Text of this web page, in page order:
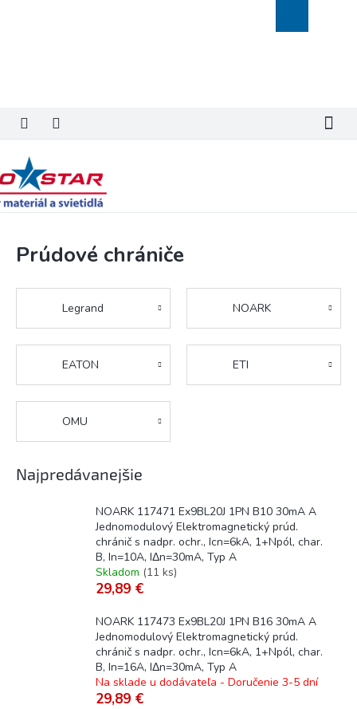
košík
Prúdové chrániče
Legrand NOARK
EATON ETI
OMU
Najpredávanejšie
NOARK 117471 Ex9BL20J 1PN B10 30mA A
Jednomodulový Elektromagnetický prúd.
chránič s nadpr. ochr., Icn=6kA, 1+Npól, char.
B, In=10A, IΔn=30mA, Typ A
Skladom (11 ks)
29,89 €
NOARK 117473 Ex9BL20J 1PN B16 30mA A
Jednomodulový Elektromagnetický prúd.
chránič s nadpr. ochr., Icn=6kA, 1+Npól, char.
B, In=16A, IΔn=30mA, Typ A
Na sklade u dodávateľa - Doručenie 3-5 dní
29,89 €